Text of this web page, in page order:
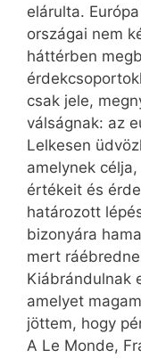
elárulta.
országai nem
háttérben
csak jele,
válságnak: az
Lelkesen
amelynek
értékeit és
határozott
bizonyára
mert
Kiábrándulnak
amelyet
jöttem, hogy
A Le Monde,